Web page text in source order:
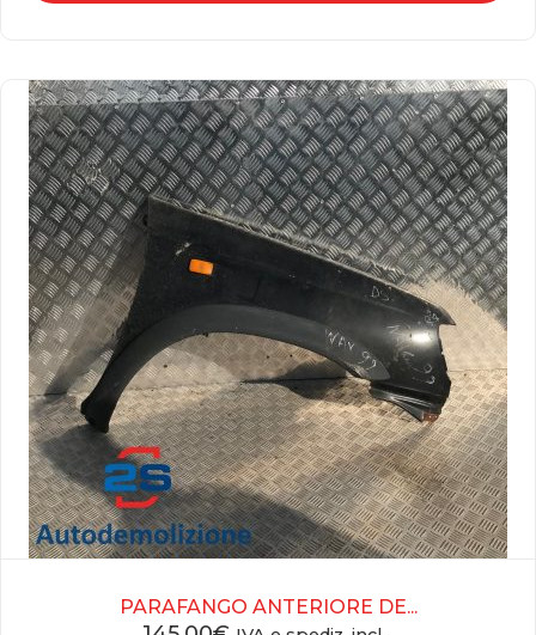
PARAFANGO ANTERIORE DE...